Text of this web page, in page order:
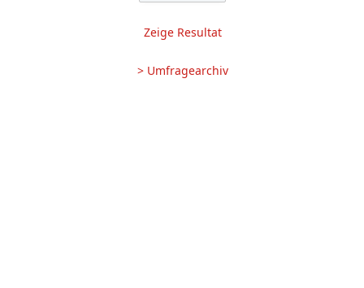
Zeige Resultat
> Umfragearchiv